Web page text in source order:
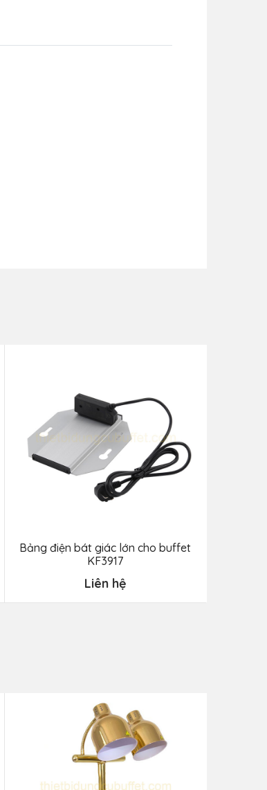
Bảng điện bát giác lớn cho buffet
KF3917
Liên hệ